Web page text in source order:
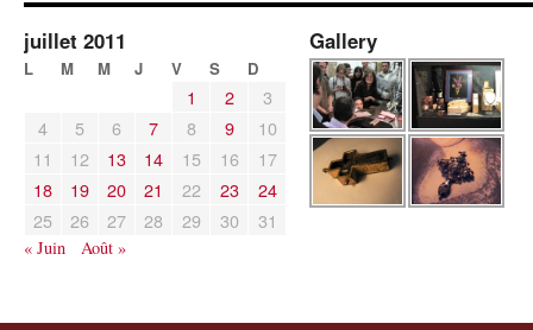
juillet 2011
L M M J V S D
1 2
3
4
5 6 7 8 9
10
11
12 13 14 15 16
17
18
19 20 21 22 23
24
25
26 27 28 29 30 31
« Juin Août »
Gallery